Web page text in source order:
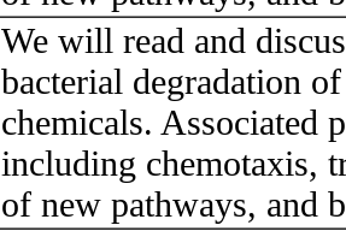
We will read and
bacterial degradation
chemicals. Associated
including chemotaxis,
of new pathways, and